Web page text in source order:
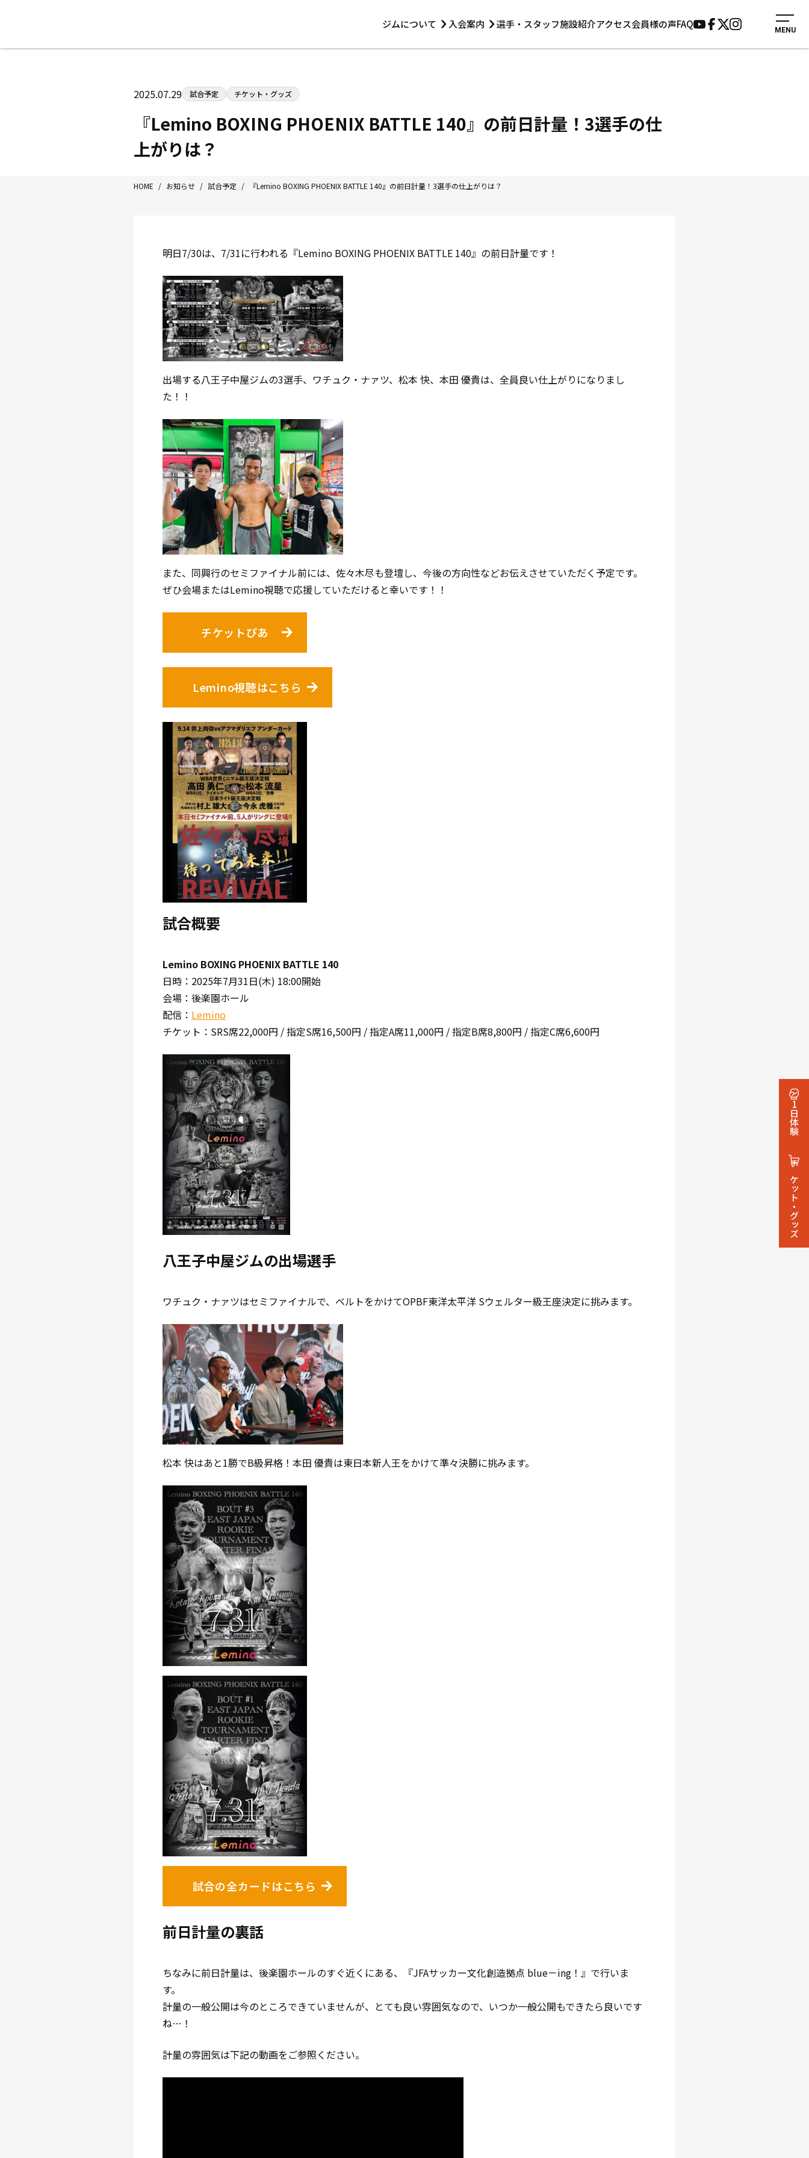
1日体験
チケット・グッズ
ジムについて 入会案内 選手・スタッフ施設紹介アクセス会員様の声FAQ MENU
Tel/Fax：042-622-7222
選手・スタッフ
アクセス
2025.07.29 試合予定 チケット・グッズ
『Lemino BOXING PHOENIX BATTLE 140』の前日計量！3選手の仕
上がりは？
HOME / お知らせ / 試合予定 / 『Lemino BOXING PHOENIX BATTLE 140』の前日計量！3選手の仕上がりは？
明日7/30は、7/31に行われる『Lemino BOXING PHOENIX BATTLE 140』の前日計量です！
出場する八王子中屋ジムの3選手、ワチュク・ナァツ、松本 快、本田 優貴は、全員良い仕上がりになりまし
た！！
また、同興行のセミファイナル前には、佐々木尽も登壇し、今後の方向性などお伝えさせていただく予定です。
ぜひ会場またはLemino視聴で応援していただけると幸いです！！
チケットぴあ
Lemino視聴はこちら
試合概要
Lemino BOXING PHOENIX BATTLE 140
日時：2025年7月31日(木) 18:00開始
会場：後楽園ホール
配信： Lemino
チケット：SRS席22,000円 / 指定S席16,500円 / 指定A席11,000円 / 指定B席8,800円 / 指定C席6,600円
八王子中屋ジムの出場選手
ワチュク・ナァツはセミファイナルで、ベルトをかけてOPBF東洋太平洋 Sウェルター級王座決定に挑みます。
松本 快はあと1勝でB級昇格！本田 優貴は東日本新人王をかけて準々決勝に挑みます。
試合の全カードはこちら
前日計量の裏話
ちなみに前日計量は、後楽園ホールのすぐ近くにある、『JFAサッカー文化創造拠点 blue－ing！』で行いま
す。
計量の一般公開は今のところできていませんが、とても良い雰囲気なので、いつか一般公開もできたら良いです
ね…！
計量の雰囲気は下記の動画をご参照ください。